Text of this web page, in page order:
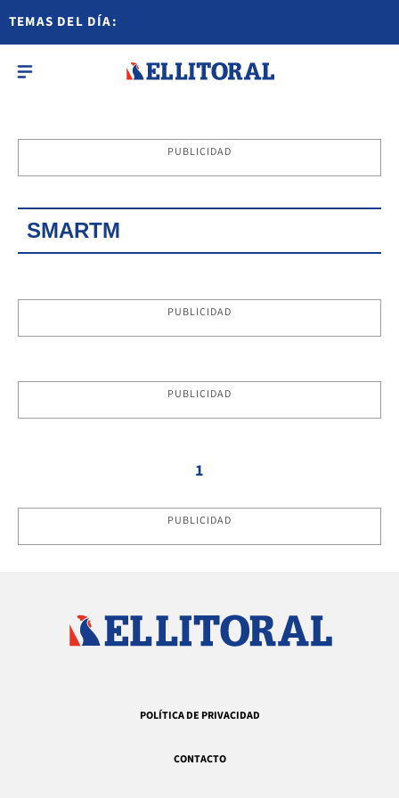
TEMAS DEL DÍA:
PUBLICIDAD
SMARTM
PUBLICIDAD
PUBLICIDAD
1
PUBLICIDAD
POLÍTICA DE PRIVACIDAD
CONTACTO